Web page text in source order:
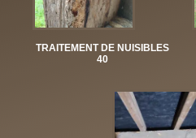
TRAITEMENT DE NUISIBLES
40